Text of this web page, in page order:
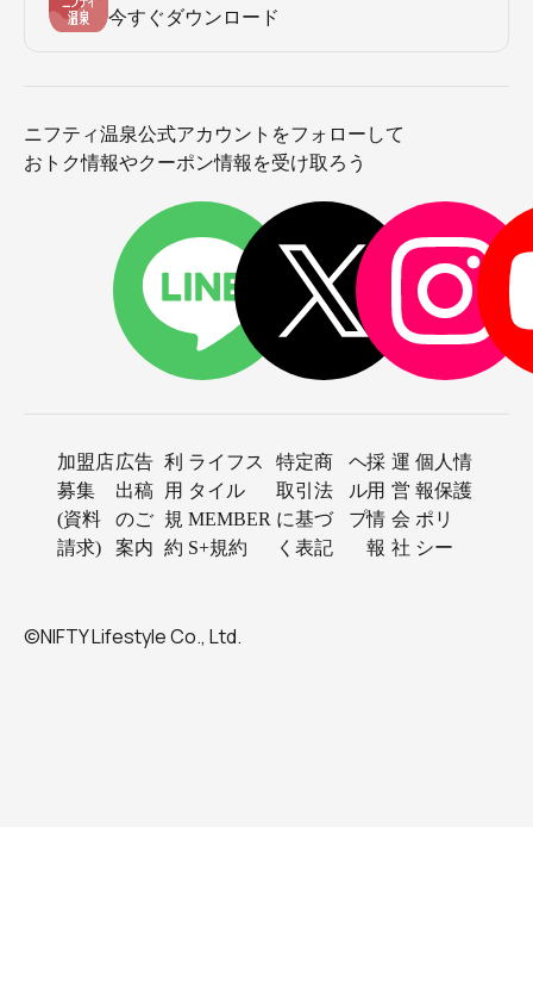
今すぐダウンロード
ニフティ温泉公式アカウントをフォローして
おトク情報やクーポン情報を受け取ろう
加盟店
募集
(資料
請求)
広告
出稿
のご
案内
利
用
規
約
ライフス
タイル
MEMBER
S+規約
特定商
取引法
に基づ
く表記
ヘ
ル
プ
採
用
情
報
運
営
会
社
個人情
報保護
ポリ
シー
©NIFTY Lifestyle Co., Ltd.